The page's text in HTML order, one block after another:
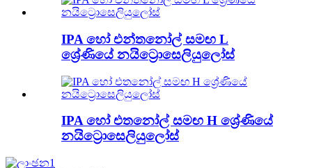
IPA හෝ එන්තනෝල් සමඟ L
ශ්‍රේණියේ නයිට්‍රොසෙලියුලෝස්
IPA හෝ එතනෝල් සමඟ H ශ්‍රේණියේ
නයිට්‍රොසෙලියුලෝස්